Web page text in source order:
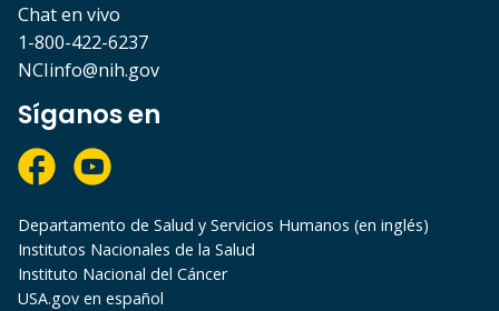
Chat en vivo
1-800-422-6237
NCIinfo@nih.gov
Síganos en
Departamento de Salud y Servicios Humanos (en inglés)
Institutos Nacionales de la Salud
Instituto Nacional del Cáncer
USA.gov en español